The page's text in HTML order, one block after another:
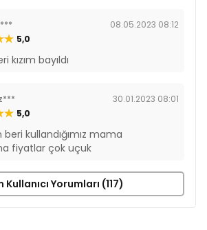
08.05.2023 08:12
5,0
kızım bayıldı
30.01.2023 08:01
5,0
kullandığımız mama
fiyatlar çok uçuk
Kullanıcı Yorumları (117)